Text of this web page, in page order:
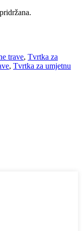
trave, Tvrtka za
, Tvrtka za umjetnu